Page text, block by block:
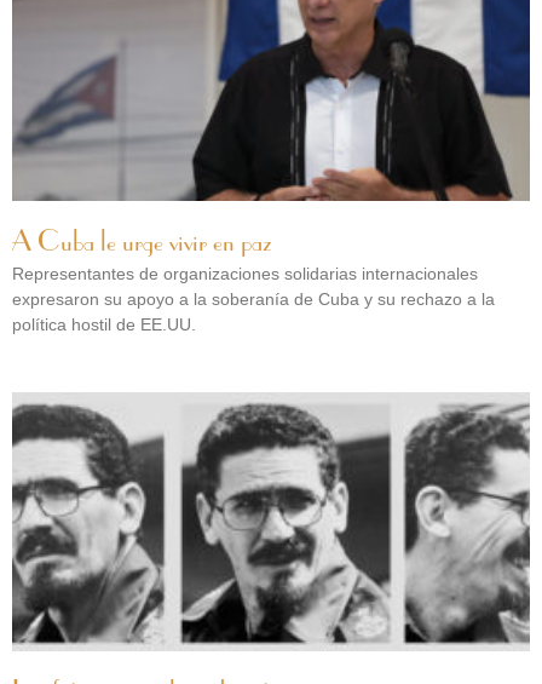
A Cuba le urge vivir en paz
Representantes de organizaciones solidarias internacionales
expresaron su apoyo a la soberanía de Cuba y su rechazo a la
política hostil de EE.UU.